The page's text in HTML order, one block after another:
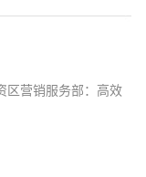
区营销服务部：高效